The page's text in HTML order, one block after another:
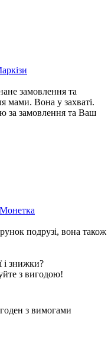
замовлення та
мами. Вона у захваті.
за замовлення та Ваш
подрузі, вона також
і знижки?
з вигодою!
з вимогами